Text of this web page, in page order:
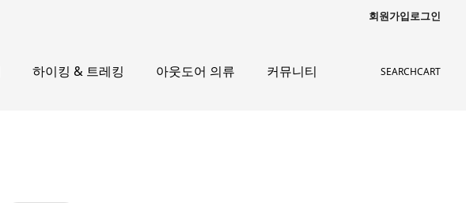
회원가입로그인
하이킹 & 트레킹 아웃도어 의류 커뮤니티 SEARCHCART